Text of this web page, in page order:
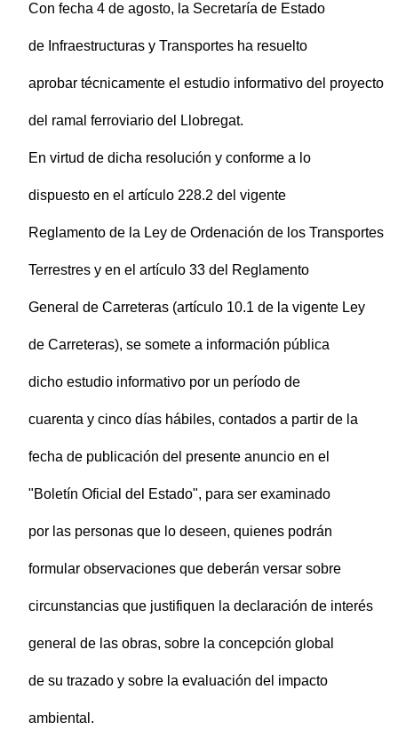
Con fecha 4 de agosto, la Secretaría de Estado
de Infraestructuras y Transportes ha resuelto
aprobar técnicamente el estudio informativo del proyecto
del ramal ferroviario del Llobregat.
En virtud de dicha resolución y conforme a lo
dispuesto en el artículo 228.2 del vigente
Reglamento de la Ley de Ordenación de los Transportes
Terrestres y en el artículo 33 del Reglamento
General de Carreteras (artículo 10.1 de la vigente Ley
de Carreteras), se somete a información pública
dicho estudio informativo por un período de
cuarenta y cinco días hábiles, contados a partir de la
fecha de publicación del presente anuncio en el
"Boletín Oficial del Estado", para ser examinado
por las personas que lo deseen, quienes podrán
formular observaciones que deberán versar sobre
circunstancias que justifiquen la declaración de interés
general de las obras, sobre la concepción global
de su trazado y sobre la evaluación del impacto
ambiental.